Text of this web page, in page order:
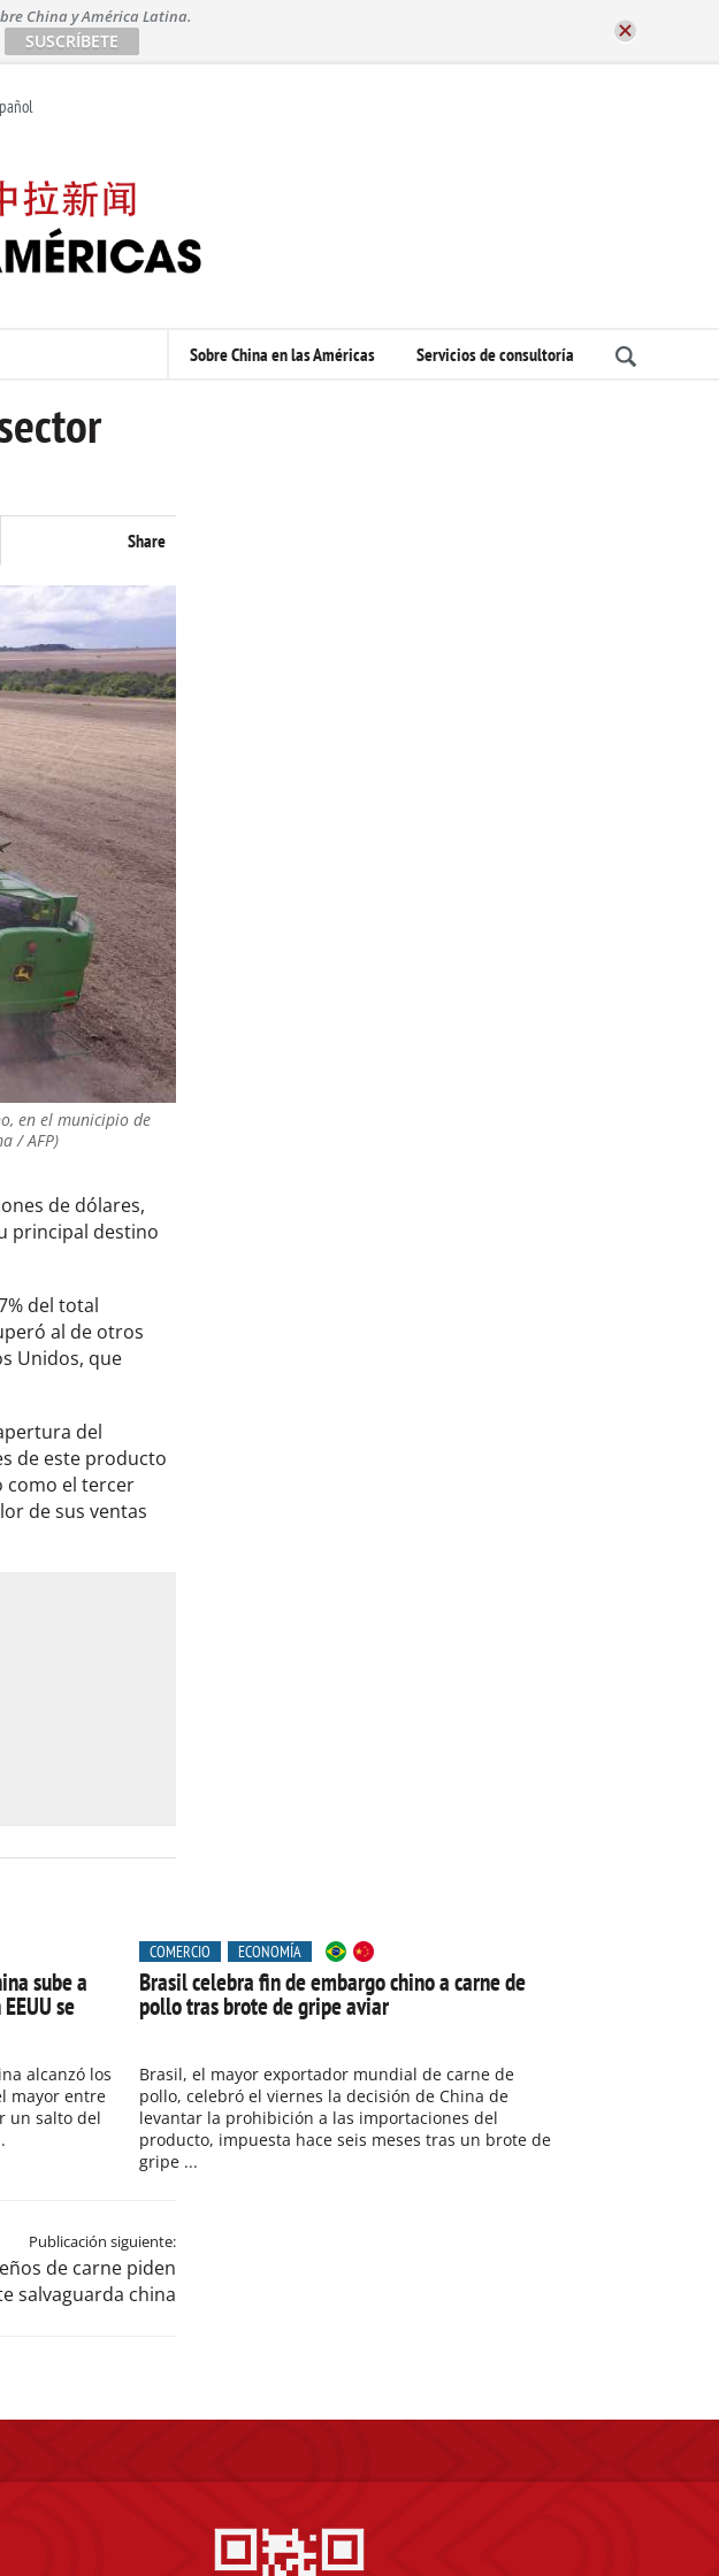
China y América Latina.
Sobre China en las Américas Servicios de consultoría
Share
en el municipio de
/ AFP)
de dólares,
principal destino
del total
al de otros
Unidos, que
del
de este producto
como el tercer
de sus ventas
sube a
se
alcanzó los
mayor entre
un salto del
COMERCIO ECONOMÍA
Brasil celebra fin de embargo chino a carne de
pollo tras brote de gripe aviar
Brasil, el mayor exportador mundial de carne de
pollo, celebró el viernes la decisión de China de
levantar la prohibición a las importaciones del
producto, impuesta hace seis meses tras un brote de
gripe ...
Publicación siguiente:
de carne piden
salvaguarda china